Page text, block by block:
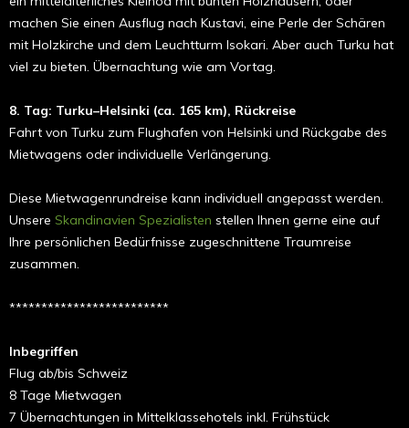
machen Sie einen Ausflug nach Kustavi, eine Perle der Schären
mit Holzkirche und dem Leuchtturm Isokari. Aber auch Turku hat
viel zu bieten. Übernachtung wie am Vortag.
8. Tag: Turku–Helsinki (ca. 165 km), Rückreise
Fahrt von Turku zum Flughafen von Helsinki und Rückgabe des
Mietwagens oder individuelle Verlängerung.
Diese Mietwagenrundreise kann individuell angepasst werden.
Unsere Skandinavien Spezialisten stellen Ihnen gerne eine auf
Ihre persönlichen Bedürfnisse zugeschnittene Traumreise
zusammen.
*************************
Inbegriffen
Flug ab/bis Schweiz
8 Tage Mietwagen
7 Übernachtungen in Mittelklassehotels inkl. Frühstück